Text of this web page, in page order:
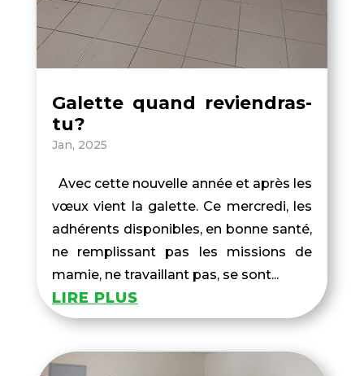
Galette quand reviendras-
tu?
Jan, 2025
Avec cette nouvelle année et après les
vœux vient la galette. Ce mercredi, les
adhérents disponibles, en bonne santé,
ne remplissant pas les missions de
mamie, ne travaillant pas, se sont...
LIRE PLUS